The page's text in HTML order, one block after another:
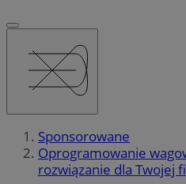
Sponsorowane
Oprogramowanie
rozwiązanie dla Twojej